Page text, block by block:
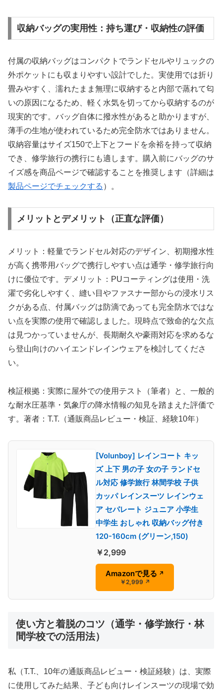
収納バッグの実用性：持ち運び・収納性の評価
付属の収納バッグはコンパクトでランドセルやリュックの
外ポケットにも収まりやすい設計でした。実使用では折り
畳みやすく、濡れたまま無理に収納すると内部で蒸れて匂
いの原因になるため、軽く水気を切ってから収納するのが
現実的です。バッグ自体に撥水性があると助かりますが、
薄手の生地が使われているため完全防水ではありません。
収納容量はサイズ150で上下とフードを余裕を持って収納
でき、修学旅行の携行にも適します。購入前にバッグのサ
イズ感を商品ページで確認することを推奨します（詳細は
製品ページでチェックする ）。
メリットとデメリット（正直な評価）
メリット：軽量でランドセル対応のデザイン、初期撥水性
が高く携帯用バッグで携行しやすい点は通学・修学旅行向
けに優位です。デメリット：PUコーティングは使用・洗
濯で劣化しやすく、縫い目やファスナー部からの浸水リス
クがある点、付属バッグは防滴であっても完全防水ではな
い点を実際の使用で確認しました。現時点で致命的な欠点
は見つかっていませんが、長期耐久や豪雨対応を求めるな
ら登山向けのハイエンドレインウェアを検討してくださ
い。
検証根拠：実際に屋外での使用テスト（筆者）と、一般的
な耐水圧基準・気象庁の降水情報の知見を踏まえた評価で
す。著者：T.T.（通販商品レビュー・検証、経験10年）
[Volunboy] レインコート キッ
ズ 上下 男の子 女の子 ランドセ
ル対応 修学旅行 林間学校 子供
カッパ レインスーツ レインウェ
ア セパレート ジュニア 小学生
中学生 おしゃれ 収納バッグ付き
120-160cm (グリーン,150)
￥2,999
Amazonで見る ↗
￥2,999 ↗
使い方と着脱のコツ（通学・修学旅行・林
間学校での活用法）
私（T.T.、10年の通販商品レビュー・検証経験）は、実際
に使用してみた結果、子ども向けレインスーツの現場で効